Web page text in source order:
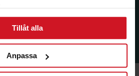
Tillåt alla
Anpassa